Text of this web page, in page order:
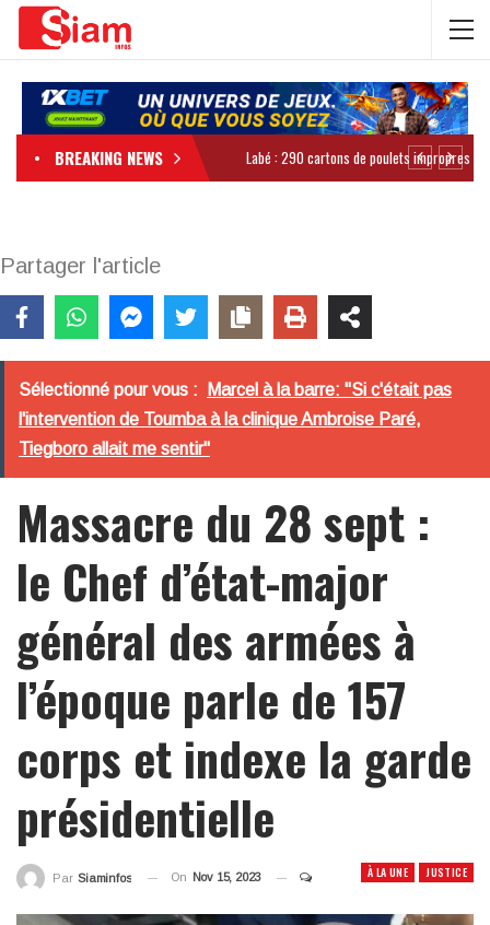
BREAKING NEWS
Partager l'article
Sélectionné pour vous :
Marcel à la barre: "Si c'était pas
l'intervention de Toumba à la clinique Ambroise Paré,
Tiegboro allait me sentir"
Massacre du 28 sept :
le Chef d’état-major
général des armées à
l’époque parle de 157
corps et indexe la garde
présidentielle
À LA UNE JUSTICE
Par Siaminfos On Nov 15, 2023